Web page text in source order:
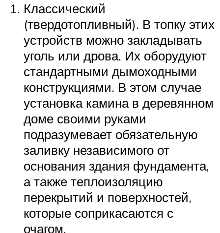
Классический
(твердотопливный). В топку этих
устройств можно закладывать
уголь или дрова. Их оборудуют
стандартными дымоходными
конструкциями. В этом случае
установка камина в деревянном
доме своими руками
подразумевает обязательную
заливку независимого от
основания здания фундамента,
а также теплоизоляцию
перекрытий и поверхностей,
которые соприкасаются с
очагом.